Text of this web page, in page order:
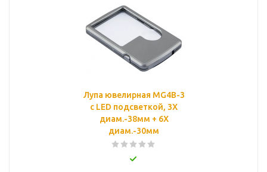
Лупа ювелирная MG4B-3
с LED подсветкой, 3Х
диам.-38мм + 6Х
диам.-30мм